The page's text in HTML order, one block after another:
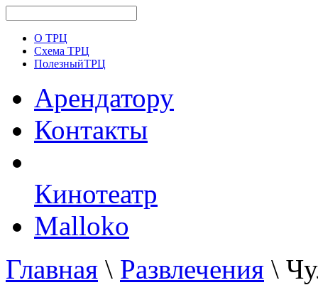
О ТРЦ
Схема ТРЦ
ПолезныйТРЦ
Арендатору
Контакты
Кинотеатр
Malloko
Главная \ Развлечения \